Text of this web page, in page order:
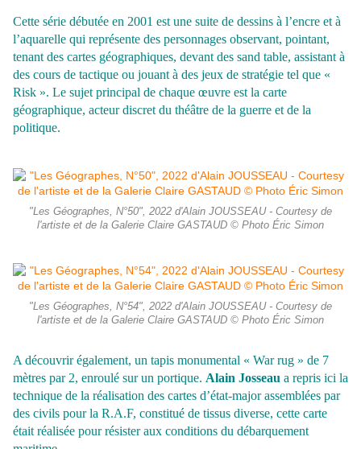
Cette série débutée en 2001 est une suite de dessins à l’encre et à
l’aquarelle qui représente des personnages observant, pointant,
tenant des cartes géographiques, devant des sand table, assistant à
des cours de tactique ou jouant à des jeux de stratégie tel que «
Risk ». Le sujet principal de chaque œuvre est la carte
géographique, acteur discret du théâtre de la guerre et de la
politique.
"Les Géographes, N°50", 2022 d'Alain JOUSSEAU - Courtesy de
l'artiste et de la Galerie Claire GASTAUD © Photo Éric Simon
"Les Géographes, N°54", 2022 d'Alain JOUSSEAU - Courtesy de
l'artiste et de la Galerie Claire GASTAUD © Photo Éric Simon
A découvrir également, un tapis monumental « War rug » de 7
mètres par 2, enroulé sur un portique. Alain Josseau a repris ici la
technique de la réalisation des cartes d’état-major assemblées par
des civils pour la R.A.F, constitué de tissus diverse, cette carte
était réalisée pour résister aux conditions du débarquement